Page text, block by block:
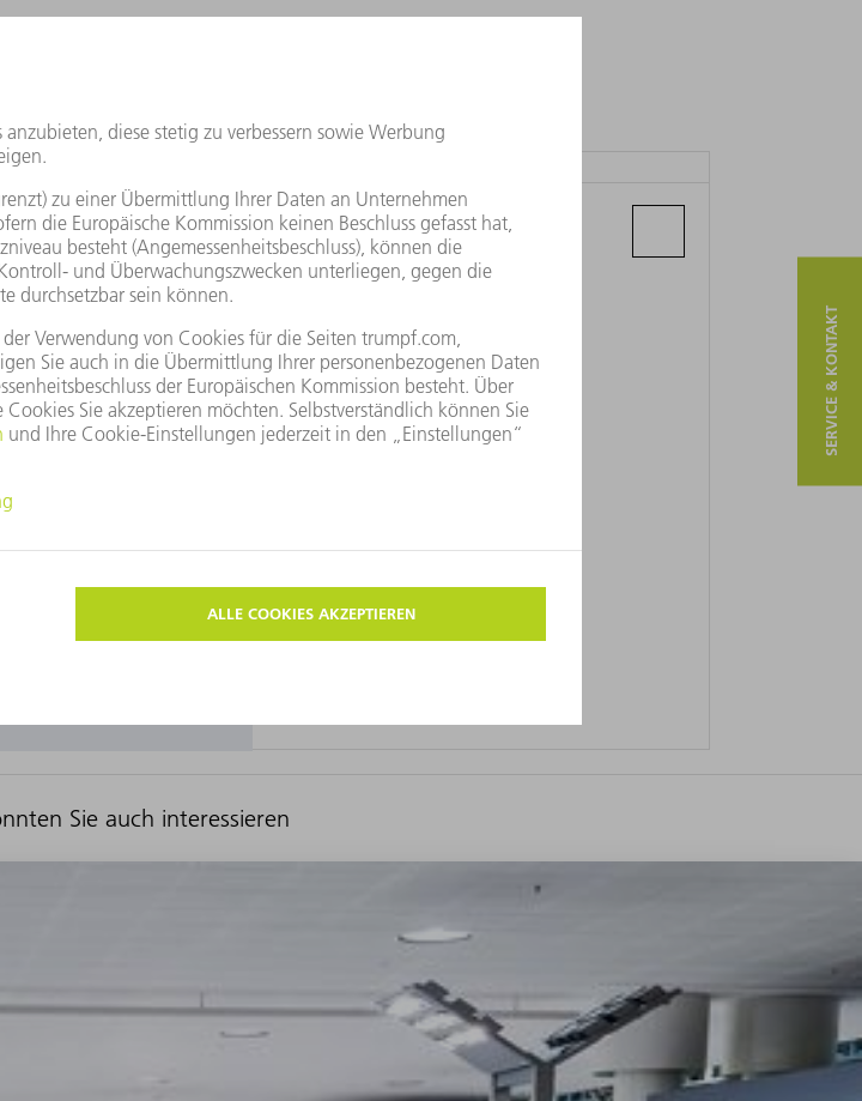
zugestimmt haben.
an.
TRUMPF S.R.L. A SOCIO UNICO
Via del Commercio 6
20090 Buccinasco (MI)
Sie auch interessieren
SERVICE & KONTAKT